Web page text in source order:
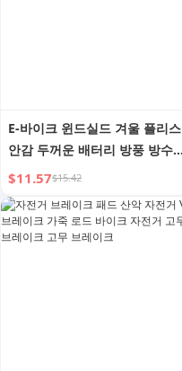
E-바이크 윈드실드 겨울 플리스
안감 두꺼운 배터리 방풍 방수
커버 신상품 양면 방수 슬릿
$11.57$15.42